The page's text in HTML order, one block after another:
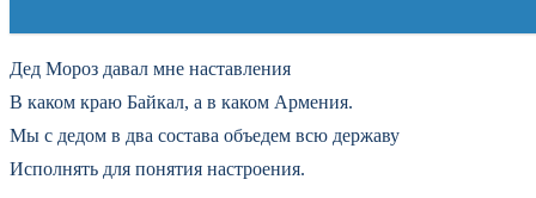
Дед Мороз давал мне наставления
В каком краю Байкал, а в каком Армения.
Мы с дедом в два состава объедем всю державу
Исполнять для понятия настроения.